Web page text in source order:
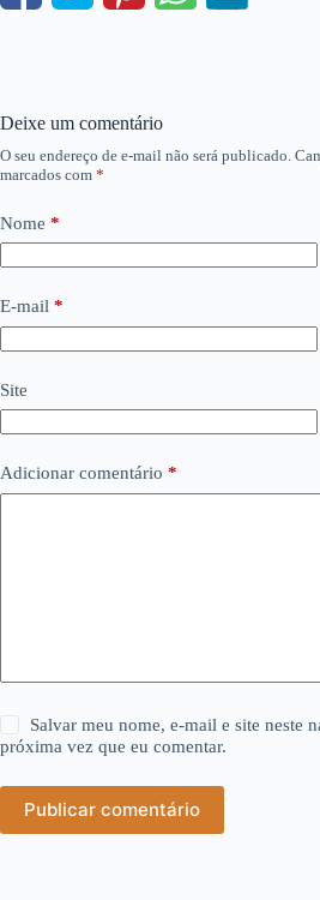
Deixe um comentário
O seu endereço de e-mail não será publicado.
marcados com *
Nome *
E-mail *
Site
Adicionar comentário *
Salvar meu nome, e-mail e site neste
próxima vez que eu comentar.
Publicar comentário